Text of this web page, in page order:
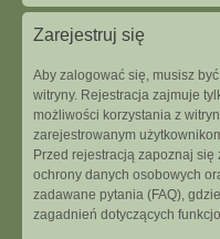
Zarejestruj się
Aby zalogować się, musisz
witryny. Rejestracja zajmuje
możliwości korzystania z
zarejestrowanym
Przed rejestracją zapoznaj
ochrony danych osobowych
zadawane pytania (FAQ),
zagadnień dotyczących